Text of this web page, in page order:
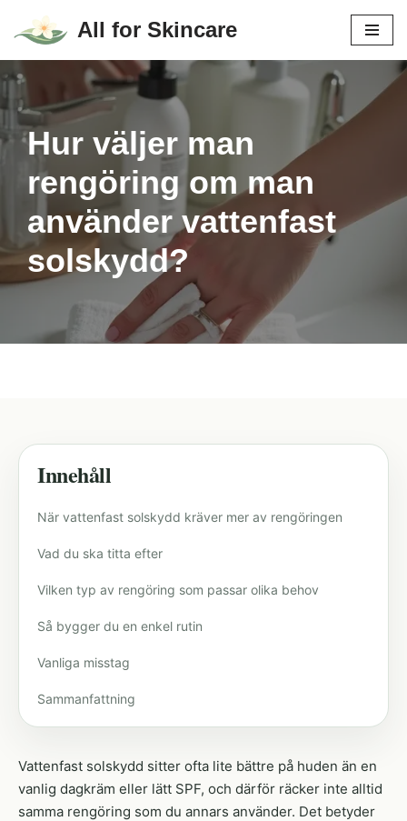
Hoppa
till
All for Skincare
Hur väljer man
rengöring om man
använder vattenfast
solskydd?
Innehåll
När vattenfast solskydd kräver mer av rengöringen
Vad du ska titta efter
Vilken typ av rengöring som passar olika behov
Så bygger du en enkel rutin
Vanliga misstag
Sammanfattning
Vattenfast solskydd sitter ofta lite bättre på huden än en
vanlig dagkräm eller lätt SPF, och därför räcker inte alltid
samma rengöring som du annars använder. Det betyder